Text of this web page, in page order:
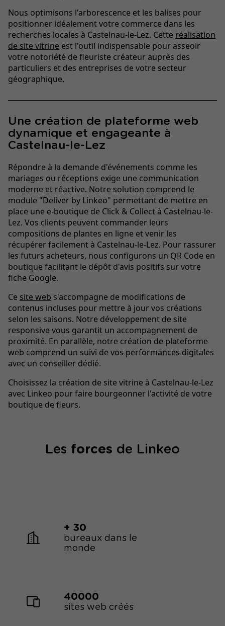
Nous optimisons l'arborescence et les balises pour
positionner idéalement votre commerce dans les
recherches locales à Castelnau-le-Lez. Cette réalisation
de site vitrine est l'outil indispensable pour asseoir
votre notoriété de fleuriste créateur auprès des
particuliers et des entreprises de votre secteur
géographique.
Une création de plateforme web
dynamique et engageante à
Castelnau-le-Lez
Répondre à la demande d'événements comme les
mariages ou réceptions exige une communication
moderne et réactive. Notre solution comprend le
module "Deliver by Linkeo" permettant de mettre en
place une e-boutique de Click & Collect à Castelnau-le-
Lez. Vos clients peuvent commander leurs
compositions de plantes en ligne et venir les
récupérer facilement à Castelnau-le-Lez. Pour rassurer
les futurs acheteurs, nous configurons un QR Code en
boutique facilitant le dépôt d'avis positifs sur votre
fiche Google.
Ce site web s'accompagne de modifications de
contenus incluses pour mettre à jour vos créations
selon les saisons. Notre développement de site
responsive vous garantit un accompagnement de
proximité. En parallèle, notre création de plateforme
web comprend un suivi de vos performances digitales
avec un conseiller dédié.
Choisissez la création de site vitrine à Castelnau-le-Lez
avec Linkeo pour faire bourgeonner l'activité de votre
boutique de fleurs.
Les forces de Linkeo
+ 30
bureaux dans le
monde
40000
sites web créés